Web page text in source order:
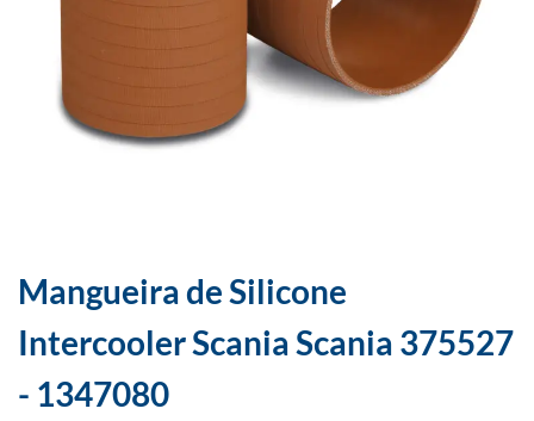
Mangueira de Silicone
Intercooler Scania Scania 375527
- 1347080